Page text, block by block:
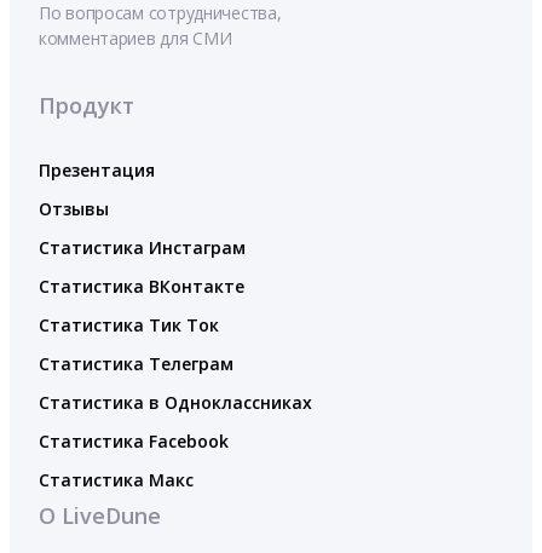
По вопросам сотрудничества,
комментариев для СМИ
Продукт
Презентация
Отзывы
Статистика Инстаграм
Статистика ВКонтакте
Статистика Тик Ток
Статистика Телеграм
Статистика в Одноклассниках
Статистика Facebook
Статистика Макс
О LiveDune